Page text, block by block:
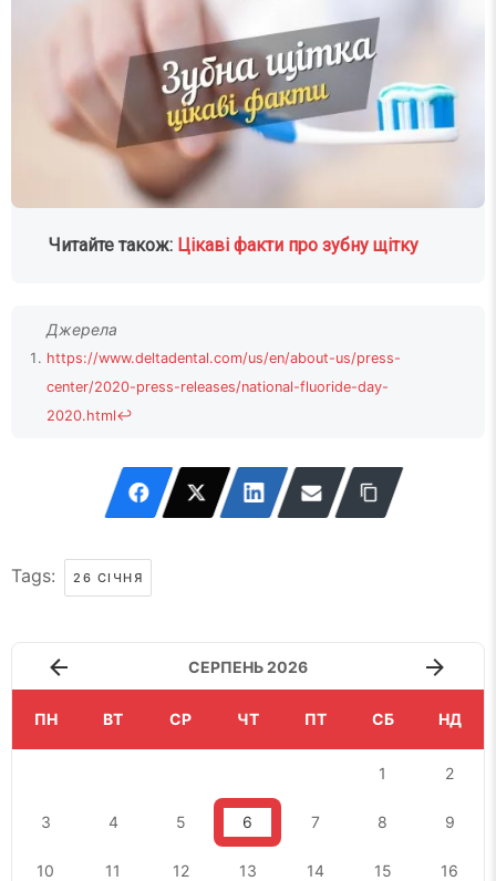
Читайте також: Цікаві факти про зубну щітку
https://www.deltadental.com/us/en/about-us/press-
center/2020-press-releases/national-fluoride-day-
2020.html↩
Tags: 26 СІЧНЯ
СЕРПЕНЬ 2026
ПН ВТ СР ЧТ ПТ СБ НД
1 2
3 4 5 6 7 8 9
10 11 12 13 14 15 16